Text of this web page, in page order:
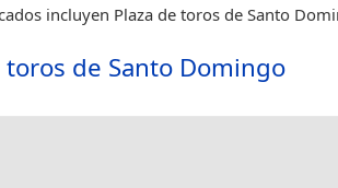
incluyen Plaza de toros de Santo
toros de Santo Domingo